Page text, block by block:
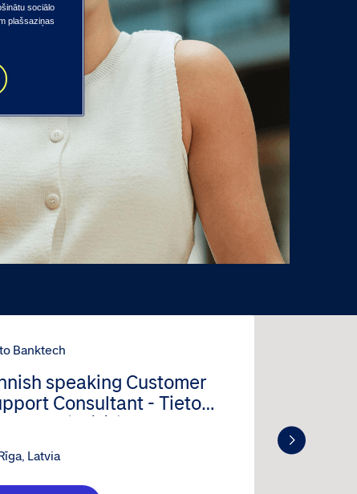
speaking Customer
Consultant - Tieto
(m/f/d)
Latvia
Banktech
sociālo
plašsaziņas